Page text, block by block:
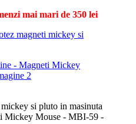
mai mari de 350 lei